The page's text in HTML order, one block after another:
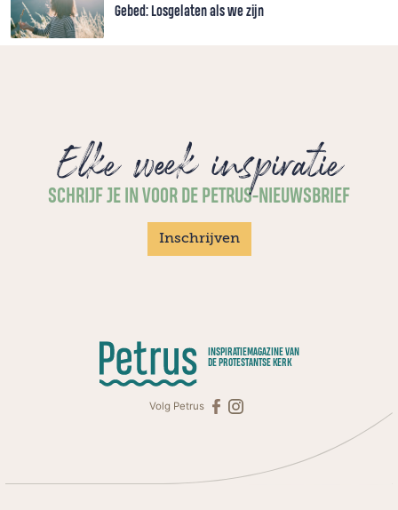
Gebed: Losgelaten als we zijn
Elke week inspiratie
SCHRIJF JE IN VOOR DE PETRUS-NIEUWSBRIEF
Inschrijven
INSPIRATIEMAGAZINE VAN
DE PROTESTANTSE KERK
Volg Petrus